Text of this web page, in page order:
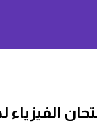
لصف اولي